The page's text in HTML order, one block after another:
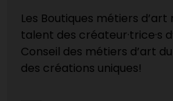
Les Boutiques métiers
talent des créateur·trice·s
Conseil des métiers d’art
des créations uniques!